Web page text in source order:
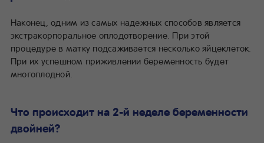
Наконец, одним из самых надежных способов является
экстракорпоральное оплодотворение. При этой
процедуре в матку подсаживается несколько яйцеклеток.
При их успешном приживлении беременность будет
многоплодной.
Что происходит на 2-й неделе беременности
двойней?